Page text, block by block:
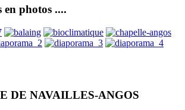
en photos ....
DE NAVAILLES-ANGOS